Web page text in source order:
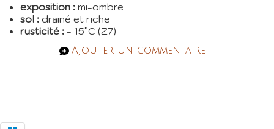
exposition : mi-ombre
sol : drainé et riche
rusticité : - 15°C (Z7)
Ajouter un commentaire